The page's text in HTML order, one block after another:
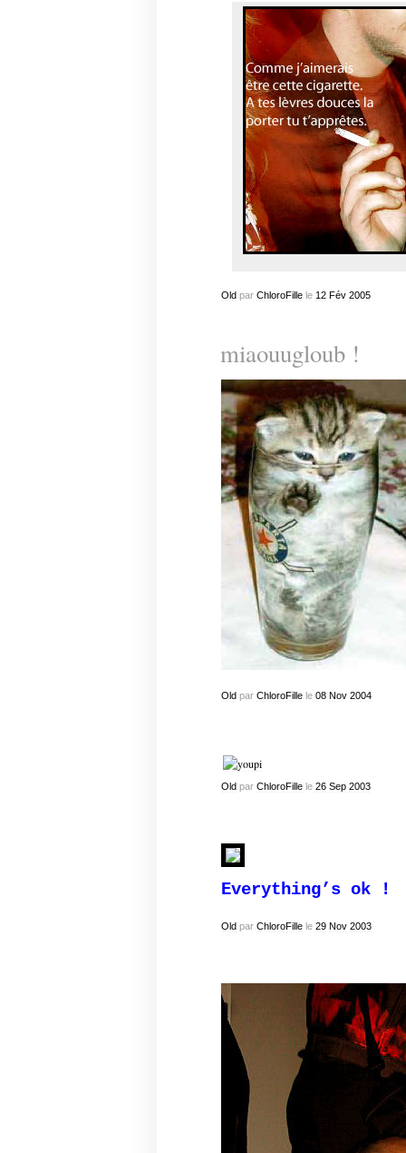
Old par ChloroFillele 12 Fév 2005
miaouugloub !
Oldpar ChloroFillele 08 Nov 2004
Oldpar ChloroFillele 26 Sep 2003
Everything’s ok !
Oldpar ChloroFillele 29 Nov 2003